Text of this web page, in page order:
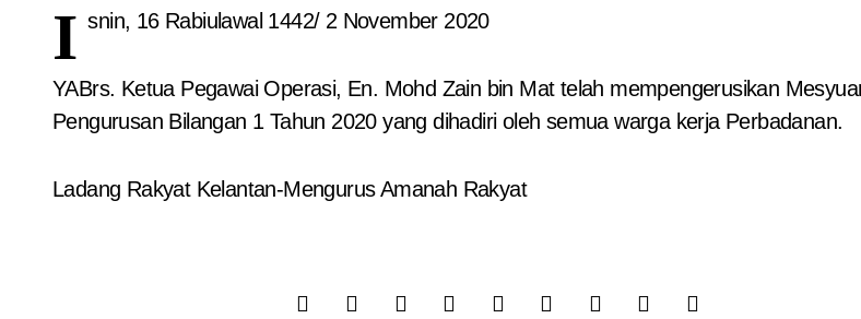
I snin, 16 Rabiulawal 1442/ 2 November 2020
YABrs. Ketua Pegawai Operasi, En. Mohd Zain bin Mat telah mempengerusikan
Pengurusan Bilangan 1 Tahun 2020 yang dihadiri oleh semua warga kerja Perbadanan.
Ladang Rakyat Kelantan-Mengurus Amanah Rakyat